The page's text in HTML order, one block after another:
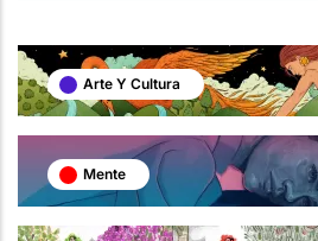
Arte Y Cultura
Mente